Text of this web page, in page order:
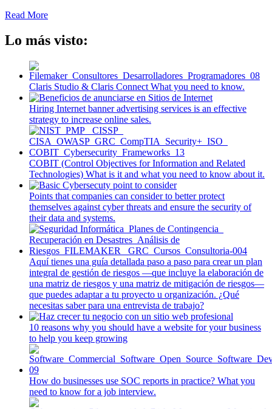
Read More
Lo más visto:
Claris Studio & Claris Connect What you need to know.
Hiring Internet banner advertising services is an effective
strategy to increase online sales.
COBIT (Control Objectives for Information and Related
Technologies) What is it and what you need to know about it.
Points that companies can consider to better protect
themselves against cyber threats and ensure the security of
their data and systems.
Aquí tienes una guía detallada paso a paso para crear un plan
integral de gestión de riesgos —que incluye la elaboración de
una matriz de riesgos y una matriz de mitigación de riesgos—
que puedes adaptar a tu proyecto u organización. ¿Qué
necesitas saber para una entrevista de trabajo?
10 reasons why you should have a website for your business
to help you keep growing
How do businesses use SOC reports in practice? What you
need to know for a job interview.